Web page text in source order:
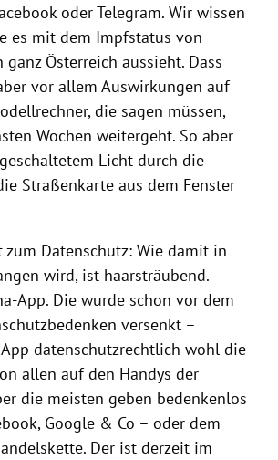
oder Telegram. Wir wissen
es mit dem Impfstatus von
Österreich aussieht. Dass
vor allem Auswirkungen auf
die sagen müssen,
Wochen weitergeht. So aber
Licht durch die
Straßenkarte aus dem Fenster
zum Datenschutz: Wie damit in
wird, ist haarsträubend.
App. Die wurde schon vor dem
versenkt –
datenschutzrechtlich wohl die
allen auf den Handys der
die meisten geben bedenkenlos
Google & Co – oder dem
Der ist derzeit im